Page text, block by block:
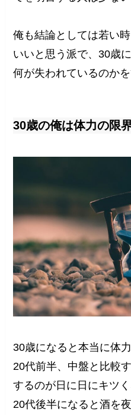
俺も結論としては若い
いいと思う派で、30歳
何が失われているのか
30歳の俺は体力の限
30歳になると本当に体
20代前半、中盤と比較
するのが日に日にキツく
20代後半になると酒を